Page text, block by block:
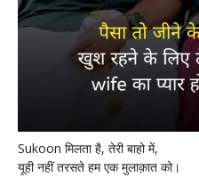
Sukoon मिलता है, तेरी बाहो में,
यूही नहीं तरसते हम एक मुलाक़ात को।